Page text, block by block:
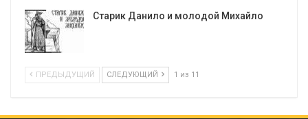
Старик Данило и молодой Михайло
ПРЕДЫДУЩИЙ СЛЕДУЮЩИЙ 1 из 11